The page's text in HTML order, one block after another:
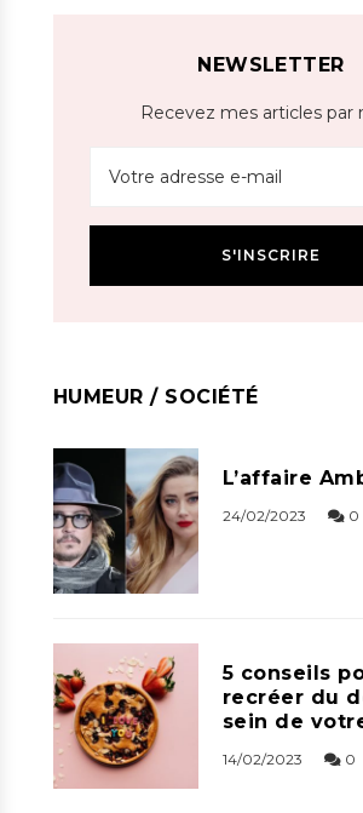
NEWSLETTER
Recevez mes articles par
HUMEUR / SOCIÉTÉ
L’affaire
24/02/2023 0
5 conseils
recréer du
sein de
14/02/2023 0